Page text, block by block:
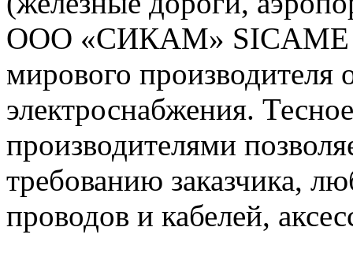
ООО «СИКАМ» SICAME
мирового производителя
электроснабжения.
производителями
требованию заказчика,
проводов и кабелей,